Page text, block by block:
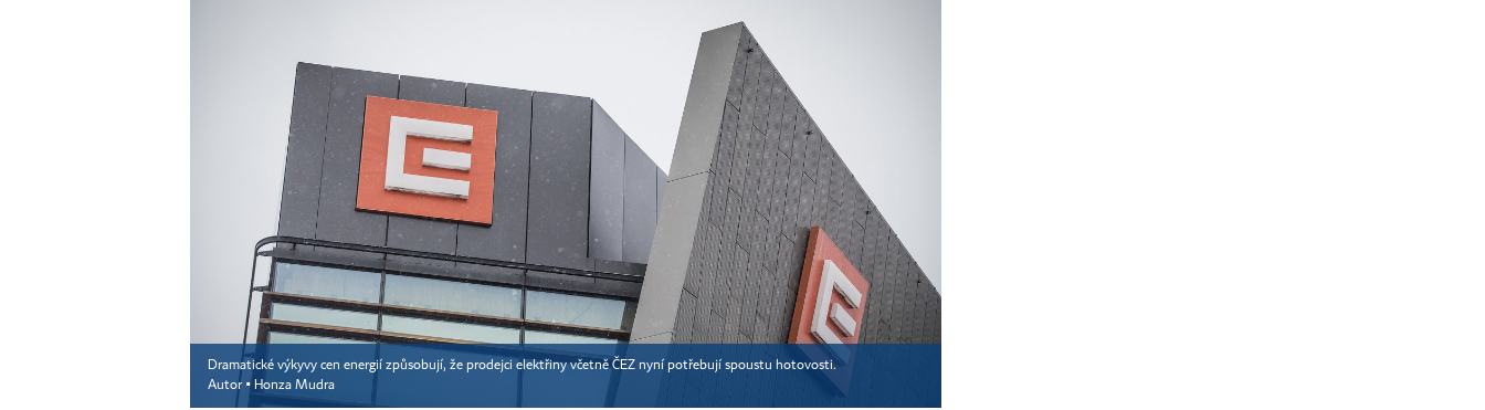
Dramatické výkyvy cen energií způsobují, že prodejci elektřiny včetně ČEZ nyní potřebují spoustu hotovosti.
Autor ▪ Honza Mudra